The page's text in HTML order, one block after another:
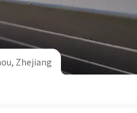
Zhejiang